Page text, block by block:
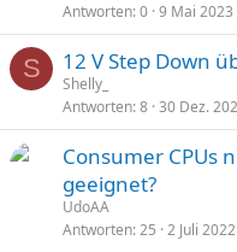
Antworten 0 9 Mai 2023
S 12 V Step Down
Shelly_
Antworten 8 30 Dez.
Consumer CPUs
geeignet?
UdoAA
Antworten 25 2 Juli 2022